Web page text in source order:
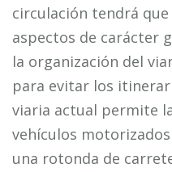
circulación tendrá
aspectos de carácter
la organización del
para evitar los
viaria actual permite
vehículos
una rotonda de